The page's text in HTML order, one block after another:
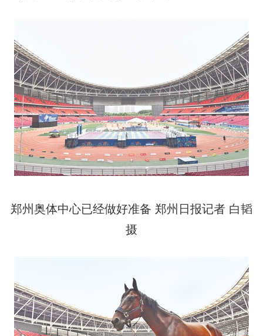
郑州奥体中心已经做好准备 郑州日报记者 白韬
摄